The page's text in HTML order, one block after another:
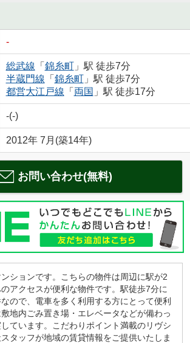
-
総武線 「 錦糸町」駅 徒歩7分
半蔵門線 「 錦糸町」駅 徒歩7分
都営大江戸線 「 両国 」駅 徒歩17分
-(-)
2012年 7月(築14年)
お問い合わせ(無料)
ションです。こちらの物件は周辺に駅が2
アクセスが便利な物件です。駅徒歩7分に
ので、電車を多く利用する方にとって便利
地内ごみ置き場・エレベータなどが備わっ
ています。こだわりポイント満載のリヴシ
タッフが地域の賃貸情報をご提供いたしま